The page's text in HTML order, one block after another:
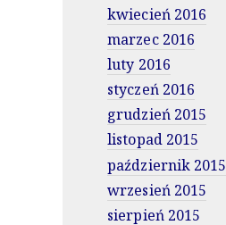
kwiecień 2016
marzec 2016
luty 2016
styczeń 2016
grudzień 2015
listopad 2015
październik 2015
wrzesień 2015
sierpień 2015